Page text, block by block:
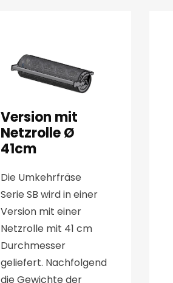
Version mit
Netzrolle Ø
41cm
Die Umkehrfräse
Serie SB wird in einer
Version mit einer
Netzrolle mit 41 cm
Durchmesser
geliefert. Nachfolgend
die Gewichte der